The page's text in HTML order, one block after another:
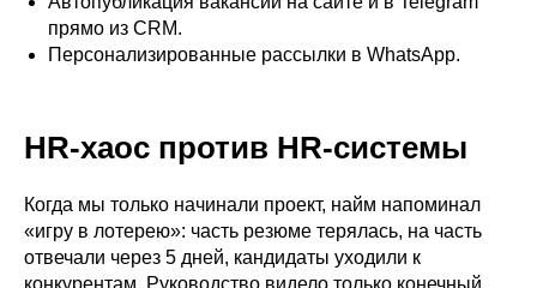
прямо из CRM.
Персонализированные рассылки в WhatsApp.
HR-хаос против HR-системы
Когда мы только начинали проект, найм напоминал
«игру в лотерею»: часть резюме терялась, на часть
отвечали через 5 дней, кандидаты уходили к